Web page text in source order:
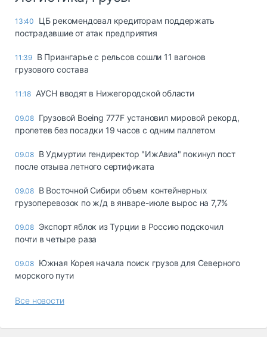
13:40
ЦБ рекомендовал кредиторам поддержать
пострадавшие от атак предприятия
11:39 В Приангарье с рельсов сошли 11 вагонов
грузового состава
11:18 АУСН вводят в Нижегородской области
09.08 Грузовой Boeing 777F установил мировой рекорд,
пролетев без посадки 19 часов с одним паллетом
09.08 В Удмуртии гендиректор "ИжАвиа" покинул пост
после отзыва летного сертификата
09.08 В Восточной Сибири объем контейнерных
грузоперевозок по ж/д в январе-июле вырос на 7,7%
09.08 Экспорт яблок из Турции в Россию подскочил
почти в четыре раза
09.08 Южная Корея начала поиск грузов для Северного
морского пути
Все новости